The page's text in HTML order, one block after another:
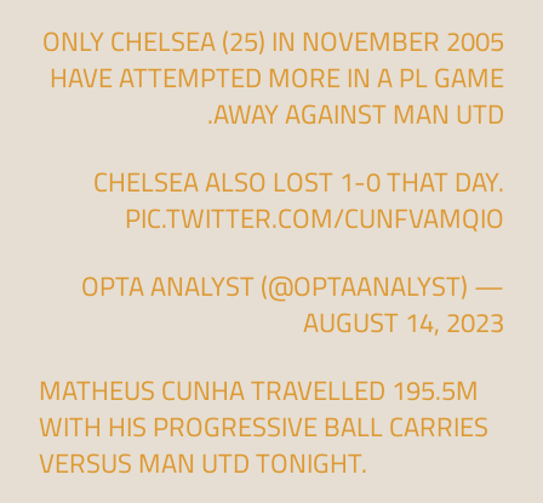
ONLY CHELSEA (25) IN NOVEMBER 2005
HAVE ATTEMPTED MORE IN A PL GAME
AWAY AGAINST MAN UTD.
CHELSEA ALSO LOST 1-0 THAT DAY.
PIC.TWITTER.COM/CUNFVAMQIO
— OPTA ANALYST (@OPTAANALYST)
AUGUST 14, 2023
MATHEUS CUNHA TRAVELLED 195.5M
WITH HIS PROGRESSIVE BALL CARRIES
VERSUS MAN UTD TONIGHT.